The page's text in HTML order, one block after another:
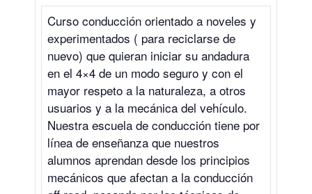
Curso conducción orientado a noveles y
experimentados ( para reciclarse de
nuevo) que quieran iniciar su andadura
en el 4×4 de un modo seguro y con el
mayor respeto a la naturaleza, a otros
usuarios y a la mecánica del vehículo.
Nuestra escuela de conducción tiene por
línea de enseñanza que nuestros
alumnos aprendan desde los principios
mecánicos que afectan a la conducción